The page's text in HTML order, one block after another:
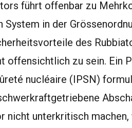
führt offenbar zu
in der
des
offensichtlich zu sein. Ein
nucléaire (IPSN)
nicht unterkritisch